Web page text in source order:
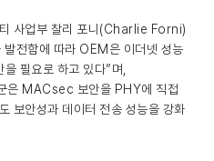
사업부 찰리 포니(Charlie Forni)
발전함에 따라 OEM은 이더넷 성능
필요로 하고 있다”며,
MACsec 보안을 PHY에 직접
보안성과 데이터 전송 성능을 강화